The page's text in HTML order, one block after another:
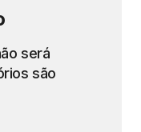
será
são